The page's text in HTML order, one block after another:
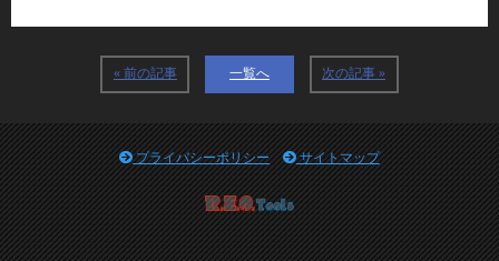
« 前の記事 一覧へ 次の記事 »
プライバシーポリシー サイトマップ